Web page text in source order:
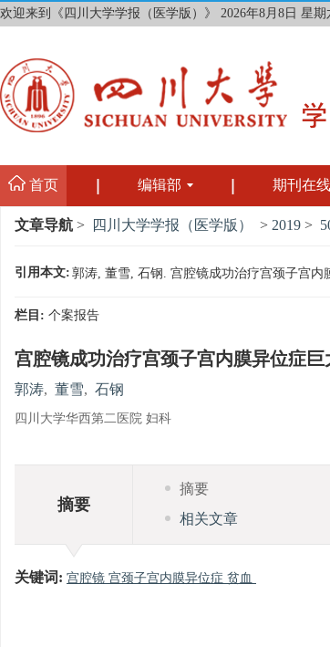
欢迎来到《四川大学学报（医学版）》 2026年8月8日 星期
首页 编辑部 期刊在线
文章导航 > 四川大学学报（医学版） > 2019 >
引用本文:郭涛, 董雪, 石钢. 宫腔镜成功治疗宫颈子宫内
栏目: 个案报告
宫腔镜成功治疗宫颈子宫内膜异位症
郭涛, 董雪, 石钢
四川大学华西第二医院 妇科
摘要
摘要
相关文章
关键词: 宫腔镜 宫颈子宫内膜异位症 贫血